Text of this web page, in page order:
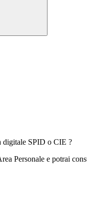
digitale SPID o CIE ?
Personale e potrai